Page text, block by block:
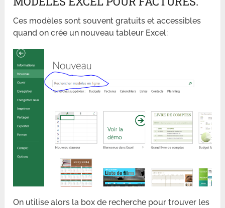
Ces modèles sont souvent gratuits et accessibles
quand on crée un nouveau tableur Excel:
On utilise alors la box de recherche pour trouver les